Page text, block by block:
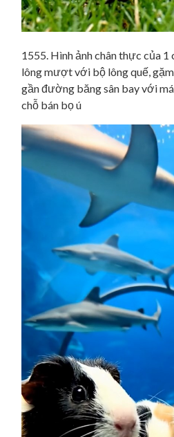
1555. Hình ảnh chân thực của 1
lông mượt với bộ lông quế,
gần đường băng sân bay với
chỗ bán bọ ú